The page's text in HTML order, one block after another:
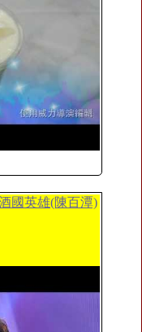
國英雄(陳百潭)